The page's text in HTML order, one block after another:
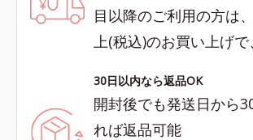
目以降のご利用の方は
上(税込)のお買い上げ
30日以内なら返品OK
開封後でも発送日から
れば返品可能